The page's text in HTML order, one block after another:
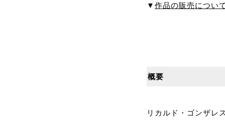
▼ 作品の販売につい
概要
リカルド・ゴンザレ